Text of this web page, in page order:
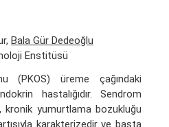
Bala Gür Dedeoğlu
Enstitüsü
(PKOS) üreme çağındaki
hastalığıdır. Sendrom
yumurtlama bozukluğu
karakterizedir ve başta